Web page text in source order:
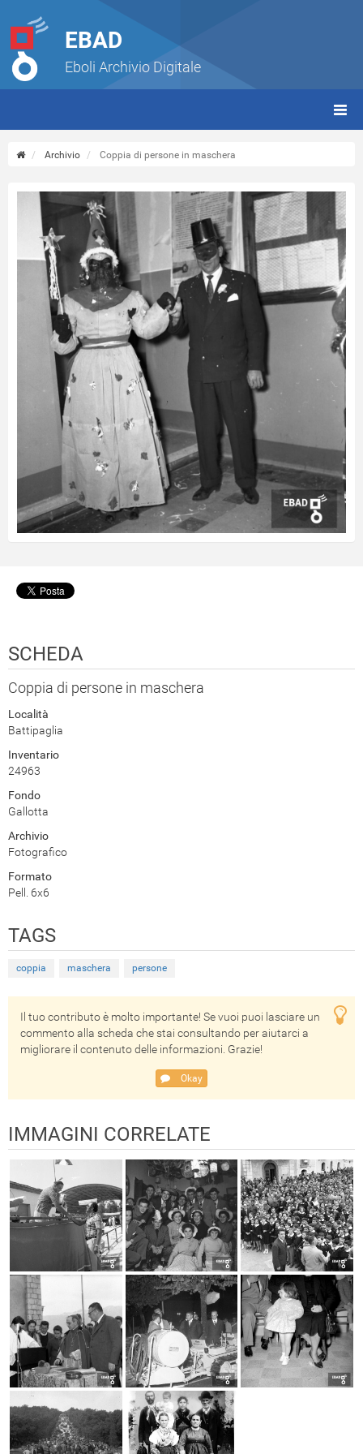
EBAD
Eboli Archivio Digitale
Archivio Coppia di persone in maschera
SCHEDA
Coppia di persone in maschera
Località
Battipaglia
Inventario
24963
Fondo
Gallotta
Archivio
Fotografico
Formato
Pell. 6x6
TAGS
coppia maschera persone
Il tuo contributo è molto importante! Se vuoi puoi lasciare un
commento alla scheda che stai consultando per aiutarci a
migliorare il contenuto delle informazioni. Grazie!
Okay
IMMAGINI CORRELATE